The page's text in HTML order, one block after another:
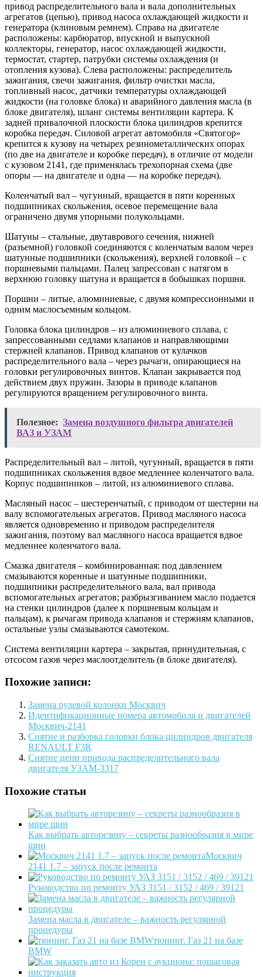
привод распределительного вала и вала дополнительных
агрегатов (цепью), привод насоса охлаждающей жидкости и
генератора (клиновым ремнем). Справа на двигателе
расположены: карбюратор, впускной и выпускной
коллекторы, генератор, насос охлаждающей жидкости,
термостат, стартер, патрубки системы охлаждения (и
отопления кузова). Слева расположены: распределитель
зажигания, свечи зажигания, фильтр очистки масла,
топливный насос, датчики температуры охлаждающей
жидкости (на головке блока) и аварийного давления масла (в
блоке двигателя), шланг системы вентиляции картера. К
задней привалочной плоскости блока цилиндров крепится
коробка передач. Силовой агрегат автомобиля «Святогор»
крепится к кузову на четырех резинометаллических опорах
(по две на двигателе и коробке передач), в отличие от модели
с кузовом 2141, где применялась трехопорная схема (две
опоры — на двигателе и одна — на коробке передач).
Коленчатый вал – чугунный, вращается в пяти коренных
подшипниках скольжения, осевое перемещение вала
ограничено двумя упорными полукольцами.
Шатуны – стальные, двутаврового сечения, нижней
(разъемной) головкой соединяются с коленчатым валом через
шатунные подшипники (скольжения), верхней головкой – с
поршневыми пальцами. Палец запрессован с натягом в
верхнюю головку шатуна и вращается в бобышках поршня.
Поршни – литые, алюминиевые, с двумя компрессионными и
одним маслосъемным кольцом.
Головка блока цилиндров – из алюминиевого сплава, с
запрессованными седлами клапанов и направляющими
стержней клапанов. Привод клапанов от кулачков
распределительного вала – через рычаги, опирающиеся на
головки регулировочных винтов. Клапан закрывается под
действием двух пружин. Зазоры в приводе клапанов
регулируются вращением регулировочного винта.
Полезное: Замена воздушного фильтра двигателей
ВАЗ и УЗАМ
Распределительный вал – литой, чугунный, вращается в пяти
подшипниках скольжения вдвое медленнее коленчатого вала.
Корпус подшипников – литой, из алюминиевого сплава.
Масляный насос – шестеренчатый, с приводом от шестерни на
валу вспомогательных агрегатов. Привод масляного насоса
является одновременно и приводом распределителя
зажигания, поэтому вал масляного насоса вращается вдвое
медленнее коленчатого вала.
Смазка двигателя – комбинированная: под давлением
смазываются коренные и шатунные подшипники,
подшипники распределительного вала, вал привода
вспомогательных агрегатов; разбрызгиванием масло подается
на стенки цилиндров (далее к поршневым кольцам и
пальцам), к рычагам привода клапанов и стержням клапанов,
остальные узлы смазываются самотеком.
Система вентиляции картера – закрытая, принудительная, с
отсосом газов через маслоотделитель (в блоке двигателя).
Похожие записи:
Замена рулевой колонки Москвич
Идентификационные номера автомобиля и двигателей
Москвич-2141
Снятие и разборка головки блока цилиндров двигателя
RENAULT F3R
Снятие цепи привода распределительного вала
двигателя УЗАМ-3317
Похожие статьи
Как выбрать авторезину – секреты разнообразия в мире
шин
Москвич
2141 1.7 – запуск после ремонта
Руководство по ремонту УАЗ 3151 / 3152 / 469 / 39121
Замена масла в двигателе – важность регулярной
процедуры
тюнинг. Газ 21 на базе
BMW